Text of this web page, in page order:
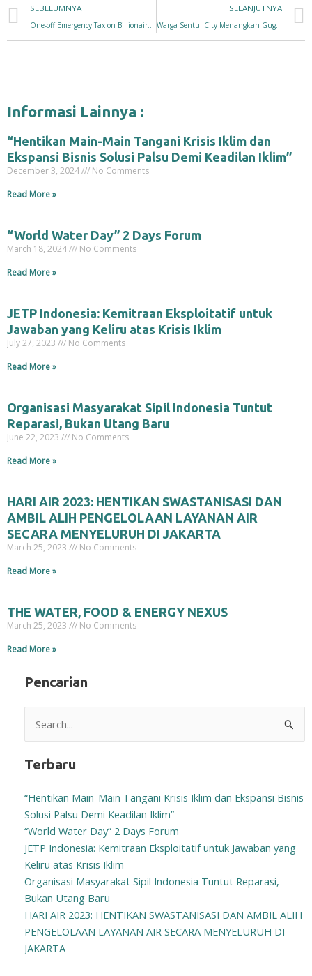
SEBELUMNYA
One-off Emergency Tax on Billionaires’ Pandemic Windfalls Could Fund COVID-19 Jabs for Entire World
SELANJUTNYA
Warga Sentul City Menangkan Gugatan Hak Atas Air
Informasi Lainnya :
“Hentikan Main-Main Tangani Krisis Iklim dan
Ekspansi Bisnis Solusi Palsu Demi Keadilan Iklim”
December 3, 2024
No Comments
Read More »
“World Water Day” 2 Days Forum
March 18, 2024
No Comments
Read More »
JETP Indonesia: Kemitraan Eksploitatif untuk
Jawaban yang Keliru atas Krisis Iklim
July 27, 2023
No Comments
Read More »
Organisasi Masyarakat Sipil Indonesia Tuntut
Reparasi, Bukan Utang Baru
June 22, 2023
No Comments
Read More »
HARI AIR 2023: HENTIKAN SWASTANISASI DAN
AMBIL ALIH PENGELOLAAN LAYANAN AIR
SECARA MENYELURUH DI JAKARTA
March 25, 2023
No Comments
Read More »
THE WATER, FOOD & ENERGY NEXUS
March 25, 2023
No Comments
Read More »
Pencarian
Search
for:
Terbaru
“Hentikan Main-Main Tangani Krisis Iklim dan Ekspansi Bisnis
Solusi Palsu Demi Keadilan Iklim”
“World Water Day” 2 Days Forum
JETP Indonesia: Kemitraan Eksploitatif untuk Jawaban yang
Keliru atas Krisis Iklim
Organisasi Masyarakat Sipil Indonesia Tuntut Reparasi,
Bukan Utang Baru
HARI AIR 2023: HENTIKAN SWASTANISASI DAN AMBIL ALIH
PENGELOLAAN LAYANAN AIR SECARA MENYELURUH DI
JAKARTA